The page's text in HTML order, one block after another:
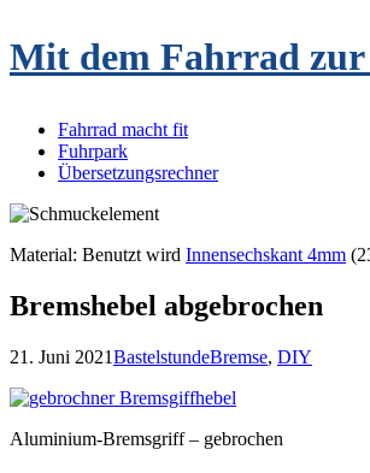
Mit dem Fahrrad
Fahrrad macht fit
Fuhrpark
Übersetzungsrechner
Material: Benutzt wird Innensechskant 4mm
Bremshebel abgebrochen
21. Juni 2021BastelstundeBremse, DIY
Aluminium-Bremsgriff – gebrochen